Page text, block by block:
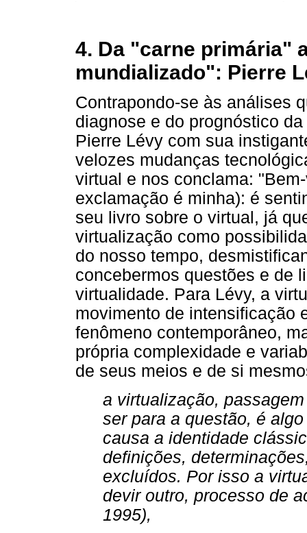
4. Da "carne primária"
mundializado": Pierre
Contrapondo-se às análises
diagnose e do prognóstico
Pierre Lévy com sua
velozes mudanças
virtual e nos conclama:
exclamação é minha): é
seu livro sobre o virtual, já
virtualização como
do nosso tempo,
concebermos questões e de
virtualidade. Para Lévy, a
movimento de intensificação
fenômeno contemporâneo,
própria complexidade e
de seus meios e de si
a virtualização,
ser para a questão, é
causa a identidade
definições,
excluídos. Por isso a
devir outro, processo de
1995),